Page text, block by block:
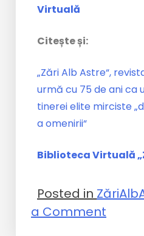
Virtuală
Citește și:
„Zări Alb Astre“,
urmă cu 75 de ani ca
tinerei elite mirciste
a omenirii“
Biblioteca Virtuală
Posted in
a Comment